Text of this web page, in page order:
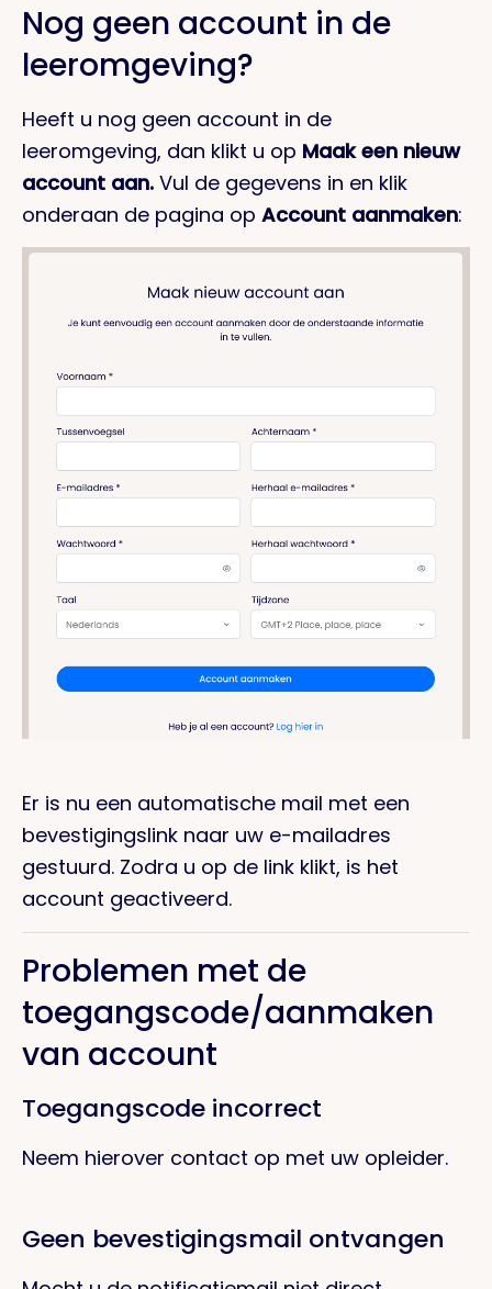
Nog geen account in de
leeromgeving?
Heeft u nog geen account in de
leeromgeving, dan klikt u op Maak een nieuw
account aan. Vul de gegevens in en klik
onderaan de pagina op Account aanmaken:
Er is nu een automatische mail met een
bevestigingslink naar uw e-mailadres
gestuurd. Zodra u op de link klikt, is het
account geactiveerd.
Problemen met de
toegangscode/aanmaken
van account
Toegangscode incorrect
Neem hierover contact op met uw opleider.
Geen bevestigingsmail ontvangen